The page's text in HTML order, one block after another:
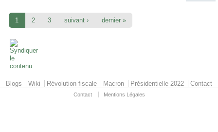
1 2 3 suivant › dernier »
Primary menu
Blogs Wiki Révolution fiscale Macron Présidentielle 2022 Contact
Contact Mentions Légales